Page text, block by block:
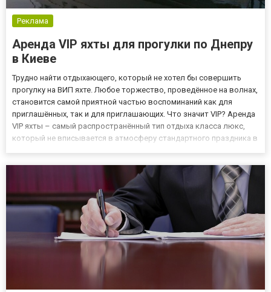
Реклама
Аренда VIP яхты для прогулки по Днепру
в Киеве
Трудно найти отдыхающего, который не хотел бы совершить
прогулку на ВИП яхте. Любое торжество, проведённое на волнах,
становится самой приятной частью воспоминаний как для
приглашённых, так и для приглашающих. Что значит VIP? Аренда
VIP яхты – самый распространённый тип отдыха класса люкс,
который не вписывается в атмосферу стандартного праздника в